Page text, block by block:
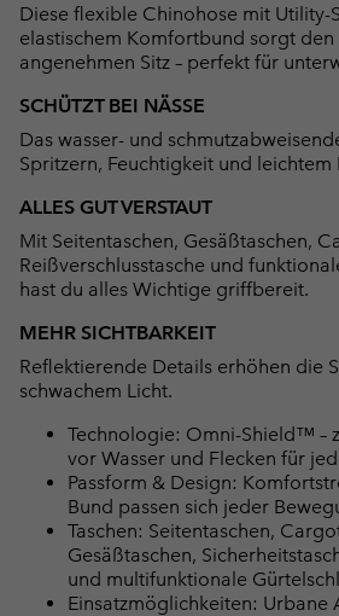
Diese flexible Chinohose mit Utility-
elastischem Komfortbund sorgt den
angenehmen Sitz – perfekt für
SCHÜTZT BEI NÄSSE
Das wasser- und
Spritzern, Feuchtigkeit und leichtem
ALLES GUT VERSTAUT
Mit Seitentaschen, Gesäßtaschen,
Reißverschlusstasche und
hast du alles Wichtige griffbereit.
MEHR SICHTBARKEIT
Reflektierende Details erhöhen die
schwachem Licht.
Technologie: Omni-Shield™ –
vor Wasser und Flecken für
Passform & Design:
Bund passen sich jeder
Taschen: Seitentaschen,
Gesäßtaschen,
und multifunktionale
Einsatzmöglichkeiten: Urbane